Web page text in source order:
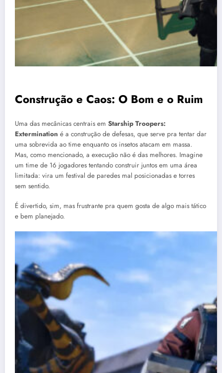
Construção e Caos: O Bom e o Ruim
Uma das mecânicas centrais em Starship Troopers:
Extermination é a construção de defesas, que serve pra tentar dar
uma sobrevida ao time enquanto os insetos atacam em massa.
Mas, como mencionado, a execução não é das melhores. Imagine
um time de 16 jogadores tentando construir juntos em uma área
limitada: vira um festival de paredes mal posicionadas e torres
sem sentido.
É divertido, sim, mas frustrante pra quem gosta de algo mais tático
e bem planejado​.